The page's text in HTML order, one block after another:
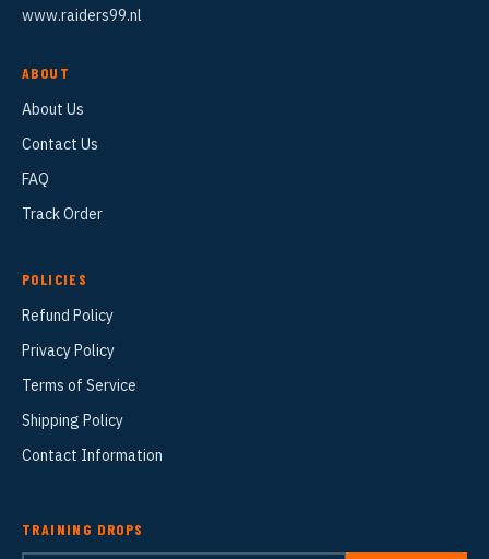
www.raiders99.nl
ABOUT
About Us
Contact Us
FAQ
Track Order
POLICIES
Refund Policy
Privacy Policy
Terms of Service
Shipping Policy
Contact Information
TRAINING DROPS